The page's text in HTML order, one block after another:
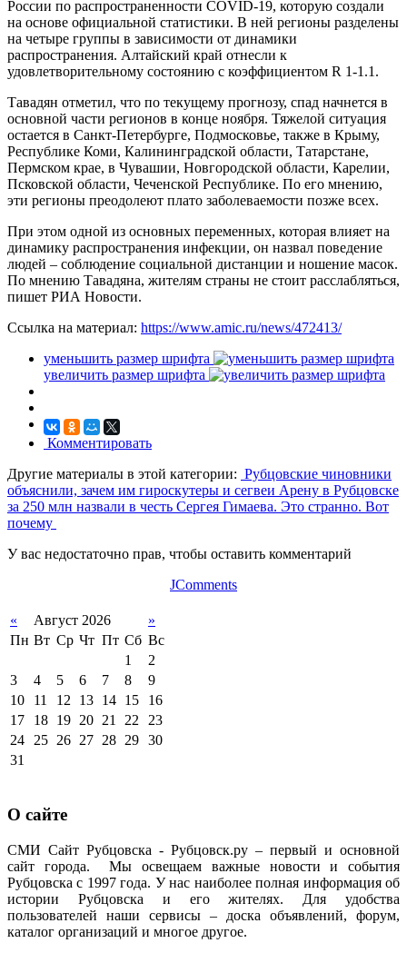
России по распространенности COVID-19, которую создали
на основе официальной статистики. В ней регионы разделены
на четыре группы в зависимости от динамики
распространения. Алтайский край отнесли к
удовлетворительному состоянию с коэффициентом R 1-1.1.
Тавадян отметил, что по текущему прогнозу, спад начнется в
основной части регионов в конце ноября. Тяжелой ситуация
остается в Санкт-Петербурге, Подмосковье, также в Крыму,
Республике Коми, Калининградской области, Татарстане,
Пермском крае, в Чувашии, Новгородской области, Карелии,
Псковской области, Чеченской Республике. По его мнению,
эти регионы преодолеют плато заболеваемости позже всех.
При этом одной из основных переменных, которая влияет на
динамику распространения инфекции, он назвал поведение
людей – соблюдение социальной дистанции и ношение масок.
По мнению Тавадяна, жителям страны не стоит расслабляться,
пишет РИА Новости.
Ссылка на материал: https://www.amic.ru/news/472413/
уменьшить размер шрифта
увеличить размер шрифта
Комментировать
Другие материалы в этой категории: Рубцовские чиновники
объяснили, зачем им гироскутеры и сегвеи Арену в Рубцовске
за 250 млн назвали в честь Сергея Гимаева. Это странно. Вот
почему
У вас недостаточно прав, чтобы оставить комментарий
JComments
« Август 2026
»
Пн Вт Ср Чт Пт Сб Вс
1
2
3
4 5 6 7 8
9
10
11 12 13 14 15
16
17
18 19 20 21 22
23
24
25 26 27 28 29 30
31
О сайте
СМИ Сайт Рубцовска - Рубцовск.ру – первый и основной
сайт города. Мы освещаем важные новости и события
Рубцовска с 1997 года. У нас наиболее полная информация об
истории Рубцовска и его жителях. Для удобства
пользователей наши сервисы – доска объявлений, форум,
каталог организаций и многое другое.